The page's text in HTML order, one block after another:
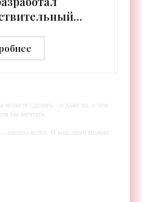
до 2 км
можете сделать – и даже то, о чем
бы мечтать.
начало всего. И мыслями можно